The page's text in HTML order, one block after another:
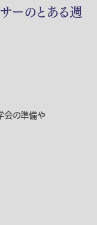
ーのとある週
会の準備や